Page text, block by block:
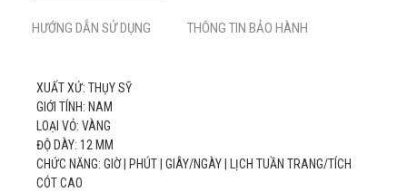
HƯỚNG DẪN SỬ DỤNG THÔNG TIN BẢO HÀNH
XUẤT XỨ: THỤY SỸ
GIỚI TÍNH: NAM
LOẠI VỎ: VÀNG
ĐỘ DÀY: 12 MM
CHỨC NĂNG: GIỜ | PHÚT | GIÂY/NGÀY | LỊCH TUẦN TRANG/TÍCH
CÓT CAO